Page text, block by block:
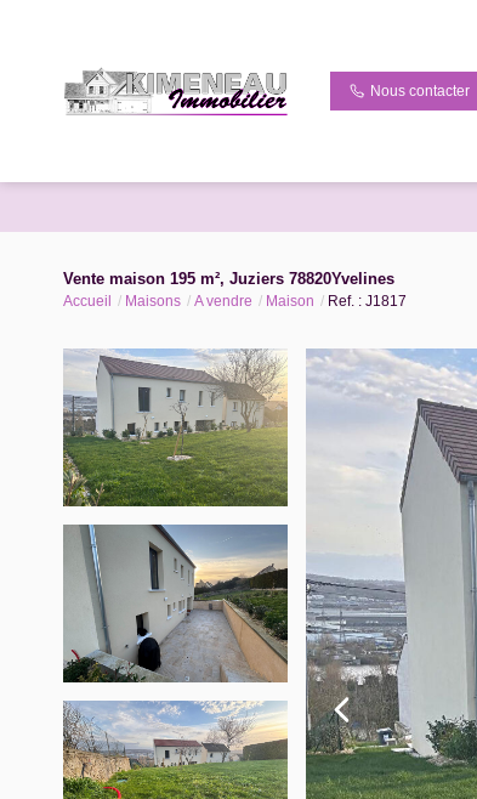
Nous contacter
Vente maison 195 m², Juziers 78820Yvelines
Accueil Maisons A vendre Maison Ref. : J1817